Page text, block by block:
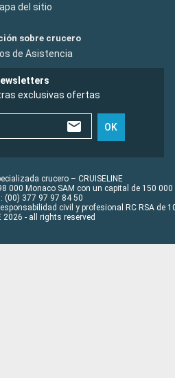
del sitio
sobre crucero
de Asistencia
exclusivas ofertas
OK
crucero – CRUISELINE
000 Monaco SAM con un capital de 150 000
(00) 377 97 97 84 50
civil y profesional RC RSA de
2026 - all rights reserved